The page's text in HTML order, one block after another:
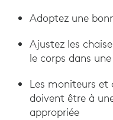
Adoptez une
Ajustez les
le corps dans
Les moniteurs et
doivent être à
appropriée